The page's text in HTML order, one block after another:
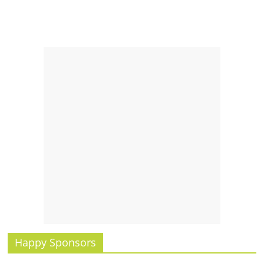
Happy Sponsors